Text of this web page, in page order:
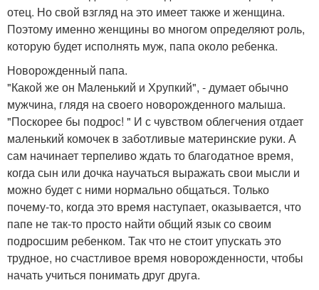
отец. Но свой взгляд на это имеет также и женщина.
Поэтому именно женщины во многом определяют роль,
которую будет исполнять муж, папа около ребенка.
Новорожденный папа.
"Какой же он Маленький и Хрупкий", - думает обычно
мужчина, глядя на своего новорожденного малыша.
"Поскорее бы подрос! " И с чувством облегчения отдает
маленький комочек в заботливые материнские руки. А
сам начинает терпеливо ждать то благодатное время,
когда сын или дочка научаться выражать свои мысли и
можно будет с ними нормально общаться. Только
почему-то, когда это время наступает, оказывается, что
папе не так-то просто найти общий язык со своим
подросшим ребенком. Так что не стоит упускать это
трудное, но счастливое время новорожденности, чтобы
начать учиться понимать друг друга.